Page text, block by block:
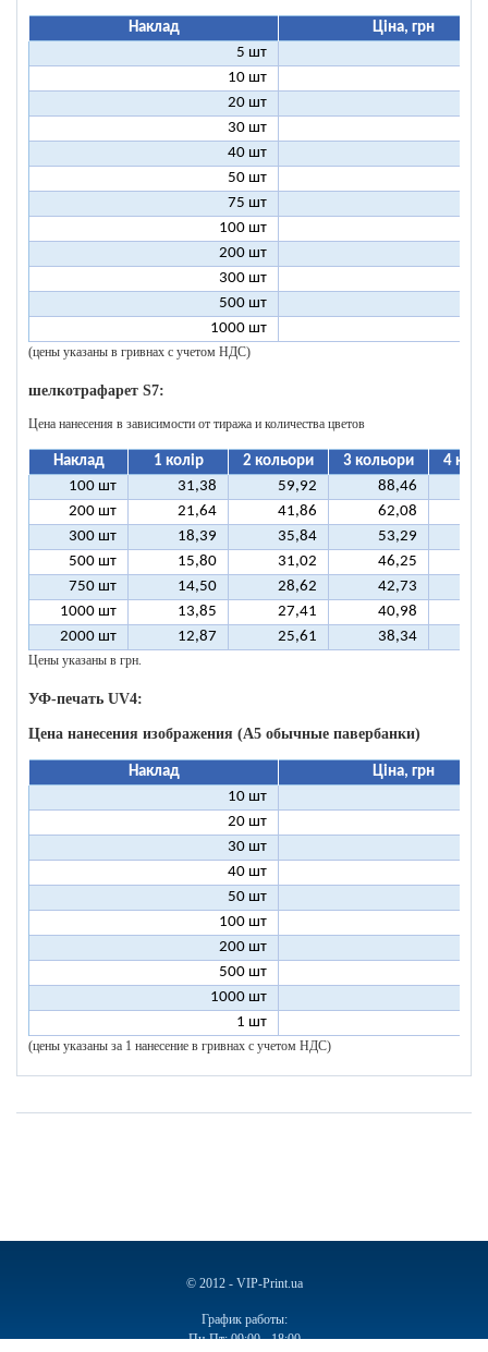
Наклад
Ціна, грн
5 шт
10 шт
20 шт
30 шт
40 шт
50 шт
75 шт
100 шт
200 шт
300 шт
500 шт
1000 шт
(цены указаны в гривнах с учетом НДС)
шелкотрафарет S7:
Цена нанесения в зависимости от тиража и количества цветов
Наклад 1 колір 2 кольори 3 кольори
4
100 шт
31,38 59,92 88,46
200 шт
21,64 41,86 62,08
300 шт
18,39 35,84 53,29
500 шт
15,80 31,02 46,25
750 шт
14,50 28,62 42,73
1000 шт
13,85 27,41 40,98
2000 шт
12,87 25,61 38,34
Цены указаны в грн.
УФ-печать UV4:
Цена нанесения изображения (А5 обычные павербанки)
Наклад
Ціна, грн
10 шт
20 шт
30 шт
40 шт
50 шт
100 шт
200 шт
500 шт
1000 шт
1 шт
(цены указаны за 1 нанесение в гривнах с учетом НДС)
© 2012 - VIP-Print.ua
График работы:
Пн-Пт: 09:00 - 18:00